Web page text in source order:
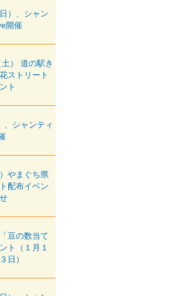
）、シャン
開催
） 道の駅き
ストリート
ト
、シャンティ
やまぐち県
配布イベン
豆の数当て
ト（１月１
日）